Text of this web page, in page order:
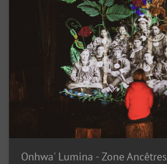
Onhwa' Lumina - Zone Ancêtres